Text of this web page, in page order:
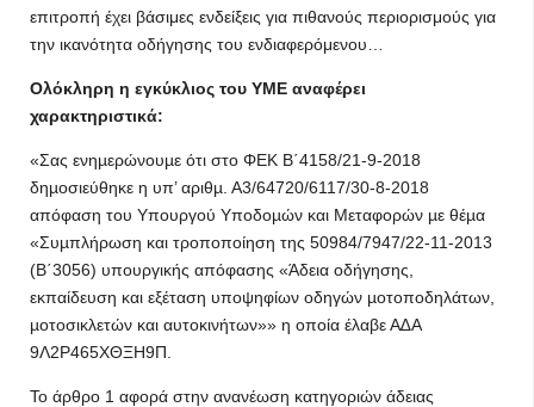
επιτροπή έχει βάσιμες ενδείξεις για πιθανούς περιορισμούς για
την ικανότητα οδήγησης του ενδιαφερόμενου…
Ολόκληρη η εγκύκλιος του ΥΜΕ αναφέρει
χαρακτηριστικά:
«Σας ενηµερώνουµε ότι στο ΦΕΚ Β΄4158/21-9-2018
δηµοσιεύθηκε η υπ’ αριθµ. Α3/64720/6117/30-8-2018
απόφαση του Υπουργού Υποδοµών και Μεταφορών µε θέµα
«Συµπλήρωση και τροποποίηση της 50984/7947/22-11-2013
(Β΄3056) υπουργικής απόφασης «Άδεια οδήγησης,
εκπαίδευση και εξέταση υποψηφίων οδηγών µοτοποδηλάτων,
µοτοσικλετών και αυτοκινήτων»» η οποία έλαβε Α∆Α
9Λ2Ρ465ΧΘΞΗ9Π.
Το άρθρο 1 αφορά στην ανανέωση κατηγοριών άδειας